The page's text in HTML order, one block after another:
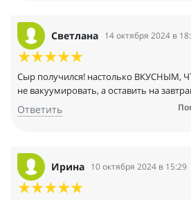
Светлана 14 октября 2024 в
Сыр получился! настолько ВКУСНЫМ,
не вакуумировать, а оставить на
Ответить
Ирина 10 октября 2024 в 15:29